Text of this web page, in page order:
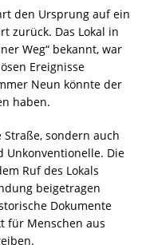
den Ursprung auf ein
zurück. Das Lokal in
Weg“ bekannt, war
Ereignisse
Neun könnte der
haben.
Straße, sondern auch
Unkonventionelle. Die
Ruf des Lokals
beigetragen
Dokumente
für Menschen aus